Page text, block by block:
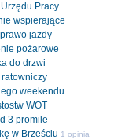
Pracy
wspierające
jazdy
pożarowe
do drzwi
weekendu
WOT
3 promile
w Brześciu 1 opinia